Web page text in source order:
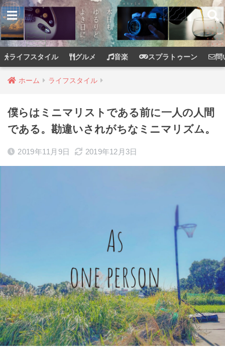
ライフスタイル グルメ 音楽 スプラトゥーン 問
ホーム ライフスタイル
僕らはミニマリストである前に一人の人間
である。勘違いされがちなミニマリズム。
2019年11月9日 2019年12月3日